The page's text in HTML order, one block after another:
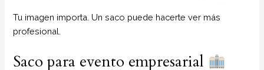
Tu imagen importa. Un saco puede hacerte ver más
profesional.
Saco para evento empresarial